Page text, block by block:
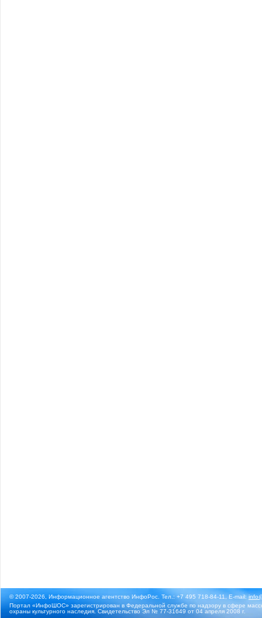
© 2007-2026, Информационное агентство ИнфоРос. Тел.: +7 495 718-84-11, E-mail:
Портал «ИнфоШОС» зарегистрирован в Федеральной службе по надзору в сфере
охраны культурного наследия. Свидетельство Эл № 77-31649 от 04 апреля 2008 г.